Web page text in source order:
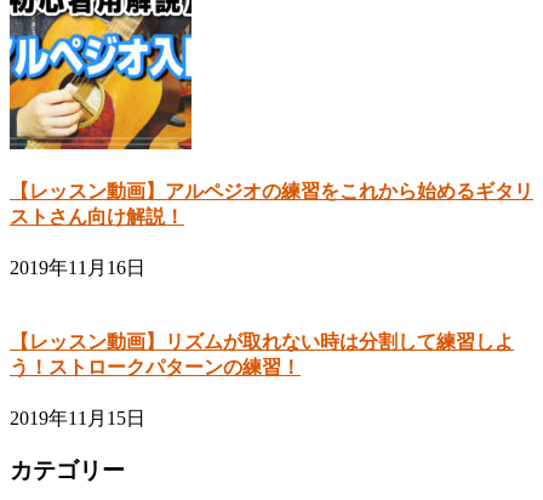
【レッスン動画】アルペジオの練習をこれから始めるギタリ
ストさん向け解説！
2019年11月16日
【レッスン動画】リズムが取れない時は分割して練習しよ
う！ストロークパターンの練習！
2019年11月15日
カテゴリー